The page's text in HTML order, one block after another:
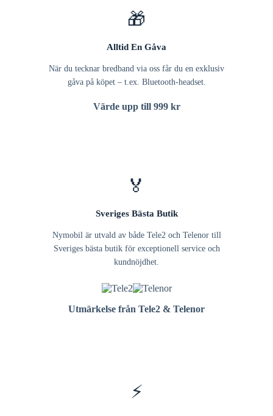
🎁
Alltid En Gåva
När du tecknar bredband via oss får du en exklusiv
gåva på köpet – t.ex. Bluetooth-headset.
Värde upp till 999 kr
🏅
Sveriges Bästa Butik
Nymobil är utvald av både Tele2 och Telenor till
Sveriges bästa butik för exceptionell service och
kundnöjdhet.
Utmärkelse från Tele2 & Telenor
⚡